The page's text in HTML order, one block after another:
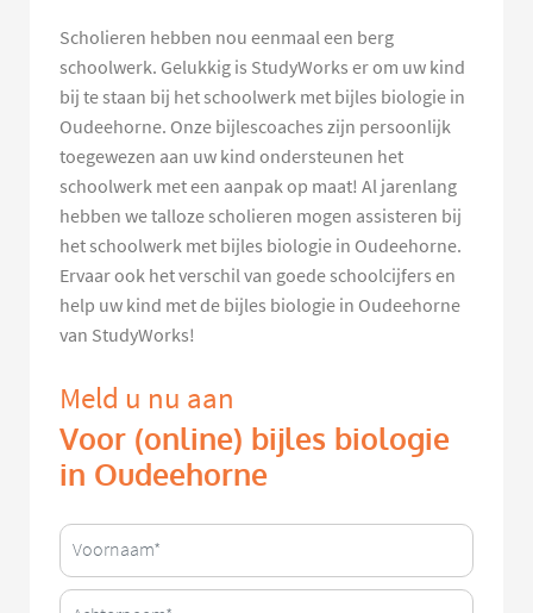
Scholieren hebben nou eenmaal een berg
schoolwerk. Gelukkig is StudyWorks er om uw kind
bij te staan bij het schoolwerk met bijles biologie in
Oudeehorne. Onze bijlescoaches zijn persoonlijk
toegewezen aan uw kind ondersteunen het
schoolwerk met een aanpak op maat! Al jarenlang
hebben we talloze scholieren mogen assisteren bij
het schoolwerk met bijles biologie in Oudeehorne.
Ervaar ook het verschil van goede schoolcijfers en
help uw kind met de bijles biologie in Oudeehorne
van StudyWorks!
Meld u nu aan
Voor (online) bijles biologie
in Oudeehorne